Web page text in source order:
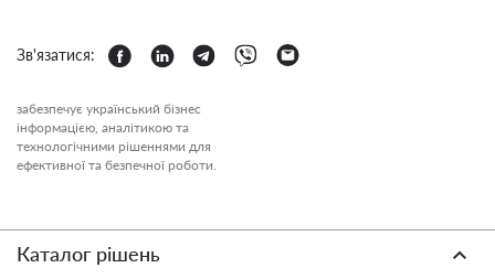
Зв'язатися:
забезпечує український бізнес
інформацією, аналітикою та
технологічними рішеннями для
ефективної та безпечної роботи.
Каталог рішень